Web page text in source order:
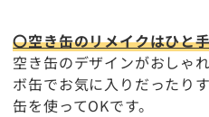
〇空き缶のリメイクはひと
空き缶のデザインがおしゃ
ボ缶でお気に入りだったり
缶を使ってOKです。